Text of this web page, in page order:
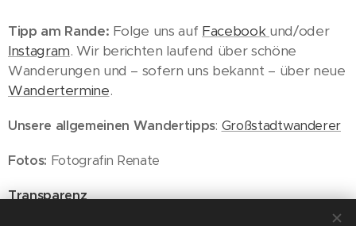
Tipp am Rande: Folge uns auf Facebook und/oder
Instagram. Wir berichten laufend über schöne
Wanderungen und – sofern uns bekannt – über neue
Wandertermine.
Unsere allgemeinen Wandertipps: Großstadtwanderer
Fotos: Fotografin Renate
Transparenz